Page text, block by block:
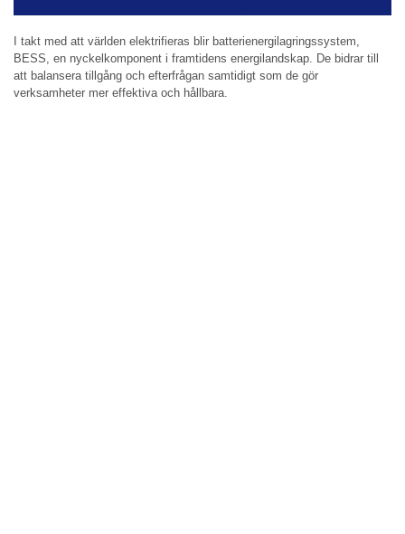
I takt med att världen elektrifieras blir batterienergilagringssystem,
BESS, en nyckelkomponent i framtidens energilandskap. De bidrar till
att balansera tillgång och efterfrågan samtidigt som de gör
verksamheter mer effektiva och hållbara.